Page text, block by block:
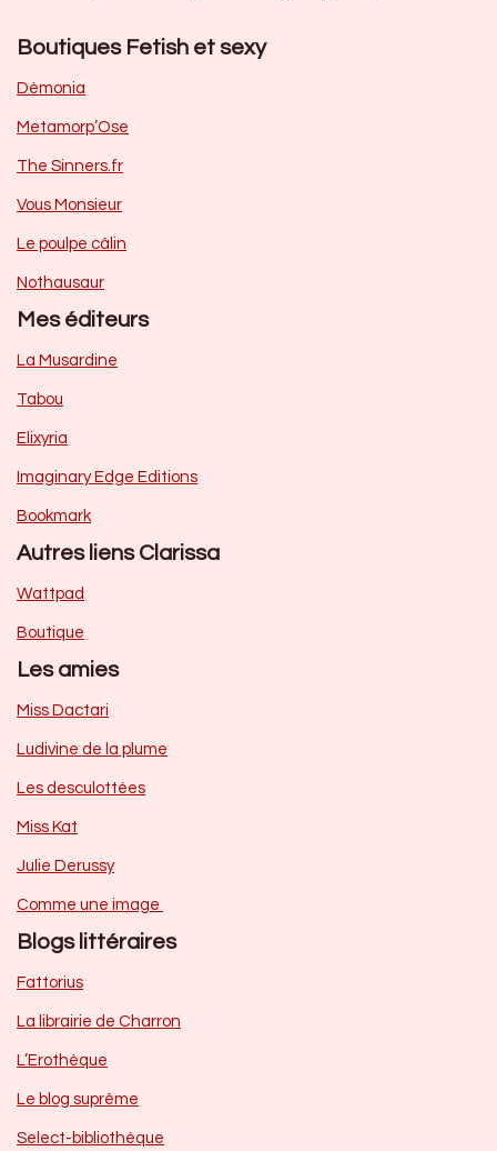
Boutiques Fetish et sexy
Dèmonia
Metamorp’Ose
The Sinners.fr
Vous Monsieur
Le poulpe câlin
Nothausaur
Mes éditeurs
La Musardine
Tabou
Elixyria
Imaginary Edge Editions
Bookmark
Autres liens Clarissa
Wattpad
Boutique
Les amies
Miss Dactari
Ludivine de la plume
Les desculottées
Miss Kat
Julie Derussy
Comme une image
Blogs littéraires
Fattorius
La librairie de Charron
L’Erothèque
Le blog suprême
Select-bibliothèque